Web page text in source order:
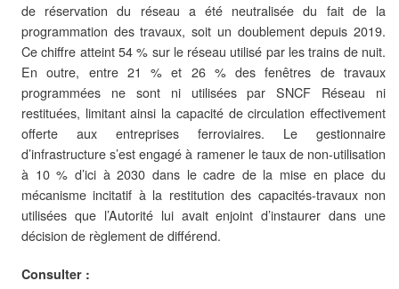
de réservation du réseau a été neutralisée du fait de la
programmation des travaux, soit un doublement depuis 2019.
Ce chiffre atteint 54 % sur le réseau utilisé par les trains de nuit.
En outre, entre 21 % et 26 % des fenêtres de travaux
programmées ne sont ni utilisées par SNCF Réseau ni
restituées, limitant ainsi la capacité de circulation effectivement
offerte aux entreprises ferroviaires. Le gestionnaire
d’infrastructure s’est engagé à ramener le taux de non-utilisation
à 10 % d’ici à 2030 dans le cadre de la mise en place du
mécanisme incitatif à la restitution des capacités-travaux non
utilisées que l’Autorité lui avait enjoint d’instaurer dans une
décision de règlement de différend.
Consulter :